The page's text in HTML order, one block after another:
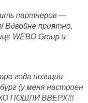
партнеров —
Вдвойне приятно,
WEBO Group и
года позиции
(у меня настроен
ПОШЛИ ВВЕРХ!!!